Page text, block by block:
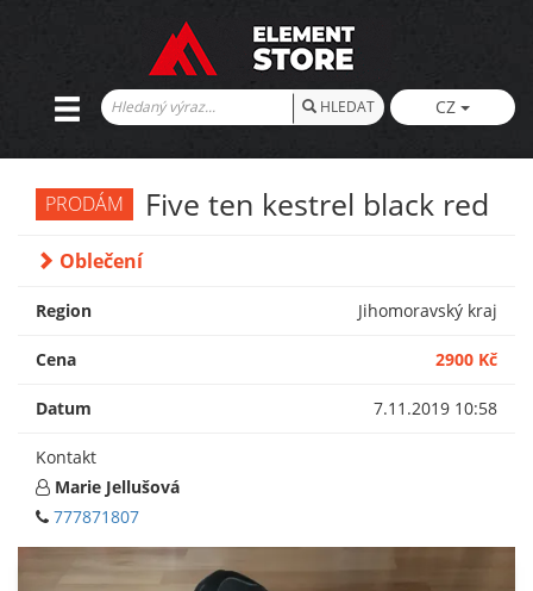
HLEDAT CZ
PRODÁM Five ten kestrel black red
Oblečení
Region Jihomoravský kraj
Cena 2900 Kč
Datum 7.11.2019 10:58
Kontakt
Marie Jellušová
777871807